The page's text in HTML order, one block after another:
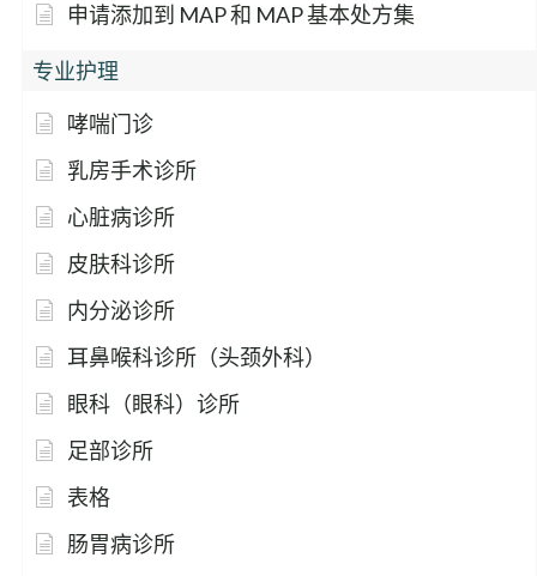
申请添加到 MAP 和 MAP 基本处方集
专业护理
哮喘门诊
乳房手术诊所
心脏病诊所
皮肤科诊所
内分泌诊所
耳鼻喉科诊所（头颈外科）
眼科（眼科）诊所
足部诊所
表格
肠胃病诊所